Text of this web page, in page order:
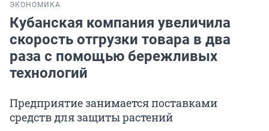
ЭКОНОМИКА
Кубанская компания увеличила
скорость отгрузки товара в два
раза с помощью бережливых
технологий
Предприятие занимается поставками
средств для защиты растений